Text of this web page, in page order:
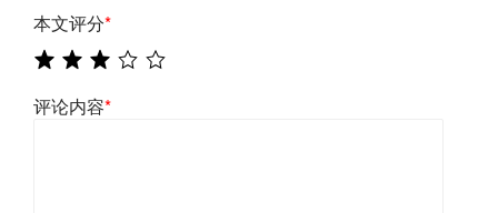
本文评分*
评论内容*